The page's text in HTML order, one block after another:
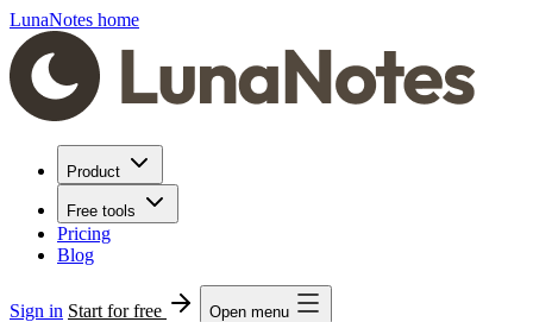
LunaNotes home
Product
Free tools
Pricing
Blog
Sign in Start for free Open menu